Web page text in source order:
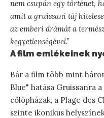
nem csupán egy történet,
amit a gruissani táj
az emberi drámát a
kegyetlenségével.”
A film emlékeinek
Bár a film több mint
Blue" hatása Gruissanra
cölöpházak, a Plage des
szinte ikonikus